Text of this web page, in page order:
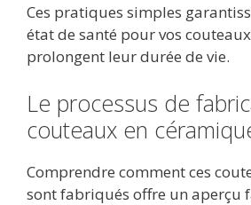
Ces pratiques simples
état de santé pour vos
prolongent leur durée de vie.
Le processus de
couteaux en
Comprendre comment ces
sont fabriqués offre un aperçu